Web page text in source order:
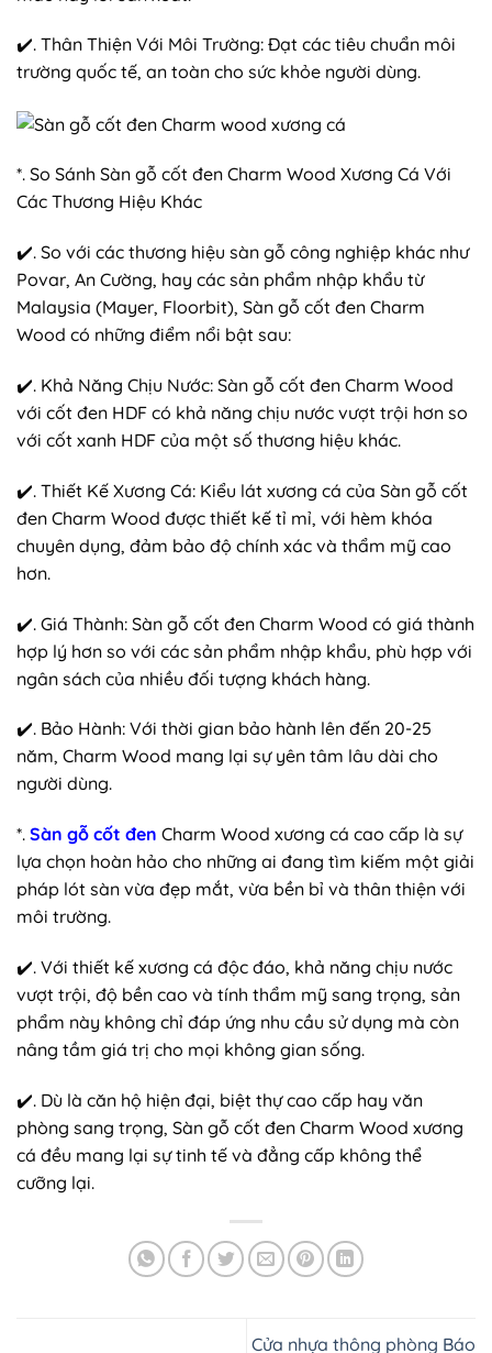
✔️. Thân Thiện Với Môi Trường: Đạt các tiêu chuẩn môi
trường quốc tế, an toàn cho sức khỏe người dùng.
*. So Sánh Sàn gỗ cốt đen Charm Wood Xương Cá Với
Các Thương Hiệu Khác
✔️. So với các thương hiệu sàn gỗ công nghiệp khác như
Povar, An Cường, hay các sản phẩm nhập khẩu từ
Malaysia (Mayer, Floorbit), Sàn gỗ cốt đen Charm
Wood có những điểm nổi bật sau:
✔️. Khả Năng Chịu Nước: Sàn gỗ cốt đen Charm Wood
với cốt đen HDF có khả năng chịu nước vượt trội hơn so
với cốt xanh HDF của một số thương hiệu khác.
✔️. Thiết Kế Xương Cá: Kiểu lát xương cá của Sàn gỗ cốt
đen Charm Wood được thiết kế tỉ mỉ, với hèm khóa
chuyên dụng, đảm bảo độ chính xác và thẩm mỹ cao
hơn.
✔️. Giá Thành: Sàn gỗ cốt đen Charm Wood có giá thành
hợp lý hơn so với các sản phẩm nhập khẩu, phù hợp với
ngân sách của nhiều đối tượng khách hàng.
✔️. Bảo Hành: Với thời gian bảo hành lên đến 20-25
năm, Charm Wood mang lại sự yên tâm lâu dài cho
người dùng.
*. Sàn gỗ cốt đen Charm Wood xương cá cao cấp là sự
lựa chọn hoàn hảo cho những ai đang tìm kiếm một giải
pháp lót sàn vừa đẹp mắt, vừa bền bỉ và thân thiện với
môi trường.
✔️. Với thiết kế xương cá độc đáo, khả năng chịu nước
vượt trội, độ bền cao và tính thẩm mỹ sang trọng, sản
phẩm này không chỉ đáp ứng nhu cầu sử dụng mà còn
nâng tầm giá trị cho mọi không gian sống.
✔️. Dù là căn hộ hiện đại, biệt thự cao cấp hay văn
phòng sang trọng, Sàn gỗ cốt đen Charm Wood xương
cá đều mang lại sự tinh tế và đẳng cấp không thể
cưỡng lại.
Cửa nhựa thông phòng Báo